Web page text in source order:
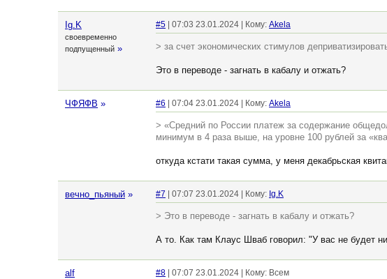
Ig.K
своевременно
подпущенный »
#5 | 07:03 23.01.2024 | Кому: Akela
> за счет экономических стимулов
Это в переводе - загнать в кабалу и отжать?
ЧФЯФВ » #6 | 07:04 23.01.2024 | Кому: Akela
> «Средний по России платеж за содержание
минимум в 4 раза выше, на уровне 100 рублей за
откуда кстати такая сумма, у меня декабрьская
вечно_пьяный » #7 | 07:07 23.01.2024 | Кому: Ig.K
> Это в переводе - загнать в кабалу и отжать?
А то. Как там Клаус Шваб говорил: "У вас не будет
alf #8 | 07:07 23.01.2024 | Кому: Всем